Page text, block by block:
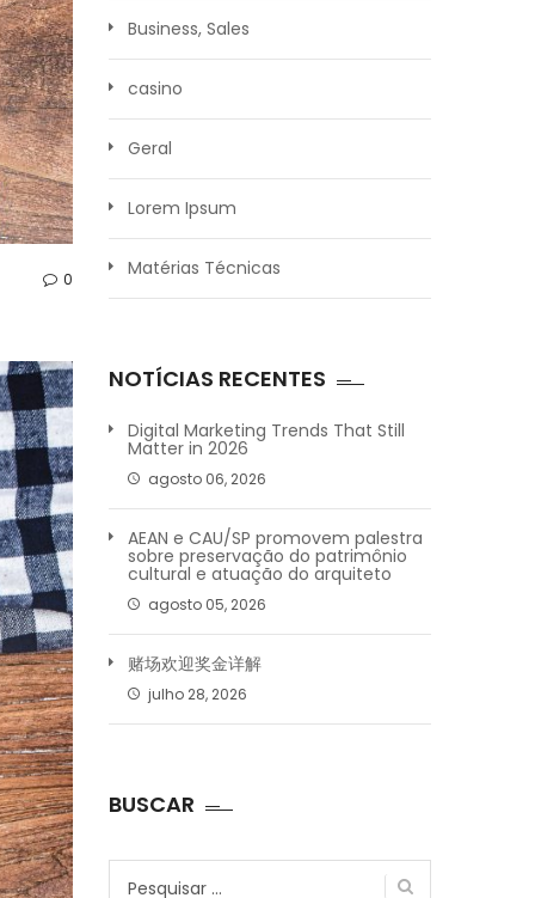
0
Business, Sales
casino
Geral
Lorem Ipsum
Matérias Técnicas
NOTÍCIAS RECENTES
Digital Marketing Trends That Still
Matter in 2026
agosto 06, 2026
AEAN e CAU/SP promovem palestra
sobre preservação do patrimônio
cultural e atuação do arquiteto
agosto 05, 2026
赌场欢迎奖金详解
julho 28, 2026
BUSCAR